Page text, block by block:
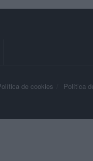
de cookies Política